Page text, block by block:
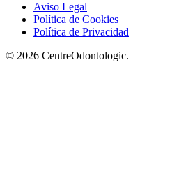
Aviso Legal
Política de Cookies
Política de Privacidad
© 2026 CentreOdontologic.